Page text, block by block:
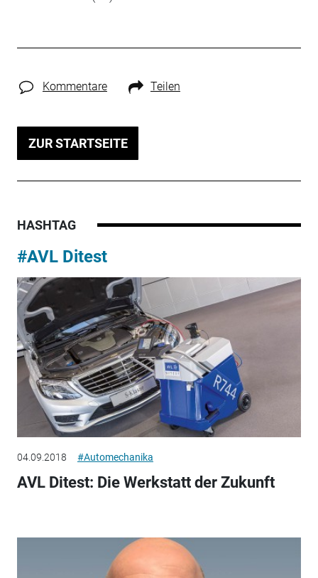
Kommentare Teilen
ZUR STARTSEITE
HASHTAG
#AVL Ditest
04.09.2018 #Automechanika
AVL Ditest: Die Werkstatt der Zukunft